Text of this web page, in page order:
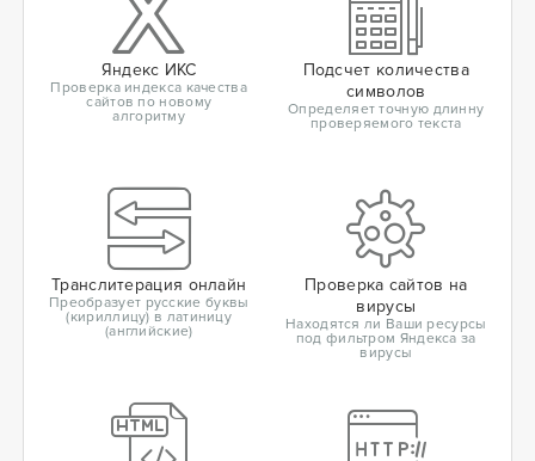
Яндекс ИКС
Проверка индекса качества
сайтов по новому
алгоритму
Подсчет количества
символов
Определяет точную длинну
проверяемого текста
Транслитерация онлайн
Преобразует русские буквы
(кириллицу) в латиницу
(английские)
Проверка сайтов на
вирусы
Находятся ли Ваши ресурсы
под фильтром Яндекса за
вирусы